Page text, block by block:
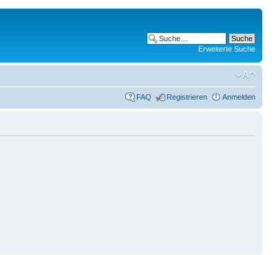
Erweiterte Suche
FAQ Registrieren Anmelden